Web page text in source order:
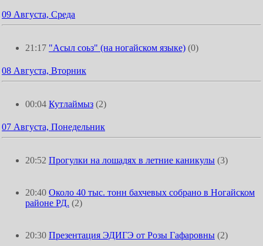
09 Августа, Среда
21:17 "Асыл соьз" (на ногайском языке) (0)
08 Августа, Вторник
00:04 Кутлаймыз (2)
07 Августа, Понедельник
20:52 Прогулки на лошадях в летние каникулы (3)
20:40 Около 40 тыс. тонн бахчевых собрано в Ногайском
районе РД. (2)
20:30 Презентация ЭДИГЭ от Розы Гафаровны (2)